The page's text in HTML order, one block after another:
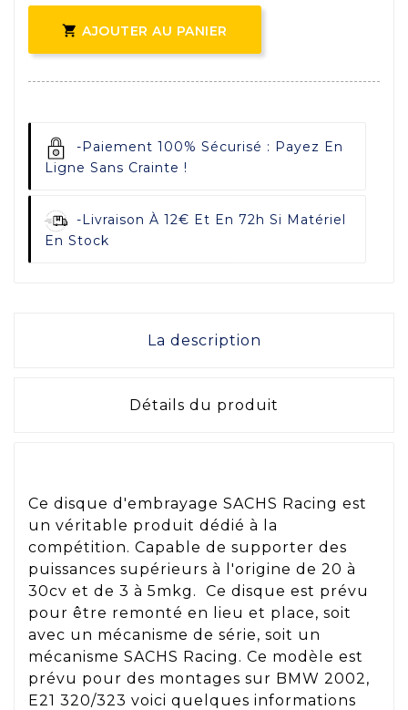
 AJOUTER AU PANIER
- Paiement 100% Sécurisé : Payez En
Ligne Sans Crainte !
- Livraison À 12€ Et En 72h Si Matériel
En Stock
La description
Détails du produit
Ce disque d'embrayage SACHS Racing est
un véritable produit dédié à la
compétition. Capable de supporter des
puissances supérieurs à l'origine de 20 à
30cv et de 3 à 5mkg. Ce disque est prévu
pour être remonté en lieu et place, soit
avec un mécanisme de série, soit un
mécanisme SACHS Racing. Ce modèle est
prévu pour des montages sur BMW 2002,
E21 320/323 voici quelques informations